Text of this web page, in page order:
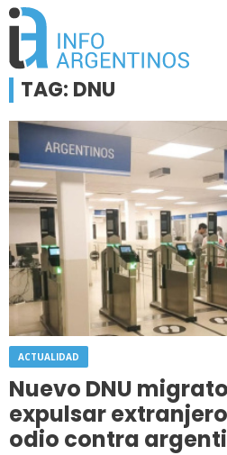
TAG: DNU
ACTUALIDAD
Nuevo DNU
expulsar
odio contra